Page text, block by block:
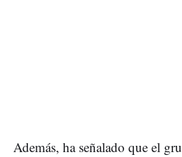
Además, ha señalado que el